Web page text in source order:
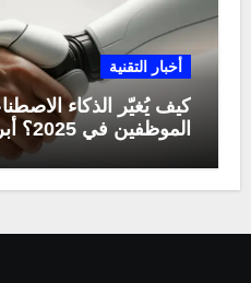
أخبار التقنية
كيف يُغيّر الذكاء
الموظفين في 2025؟ أبرز التحولات المهنية